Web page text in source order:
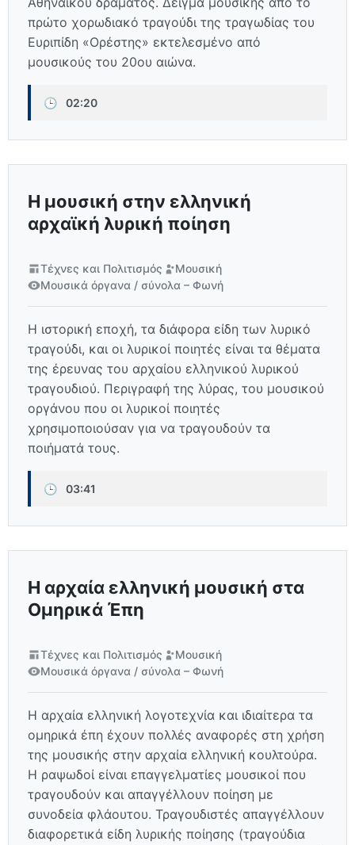
πρώτο χορωδιακό τραγούδι της τραγωδίας του
Ευριπίδη «Ορέστης» εκτελεσμένο από
μουσικούς του 20ου αιώνα.
🕒 02:20
Η μουσική στην ελληνική
αρχαϊκή λυρική ποίηση
Τέχνες και Πολιτισμός
Μουσική
Μουσικά όργανα / σύνολα – Φωνή
Η ιστορική εποχή, τα διάφορα είδη των λυρικό
τραγούδι, και οι λυρικοί ποιητές είναι τα θέματα
της έρευνας του αρχαίου ελληνικού λυρικού
τραγουδιού. Περιγραφή της λύρας, του μουσικού
οργάνου που οι λυρικοί ποιητές
χρησιμοποιούσαν για να τραγουδούν τα
ποιήματά τους.
🕒 03:41
Η αρχαία ελληνική μουσική στα
Ομηρικά Έπη
Τέχνες και Πολιτισμός
Μουσική
Μουσικά όργανα / σύνολα – Φωνή
Η αρχαία ελληνική λογοτεχνία και ιδιαίτερα τα
ομηρικά έπη έχουν πολλές αναφορές στη χρήση
της μουσικής στην αρχαία ελληνική κουλτούρα.
Η ραψωδοί είναι επαγγελματίες μουσικοί που
τραγουδούν και απαγγέλλουν ποίηση με
συνοδεία φλάουτου. Τραγουδιστές απαγγέλλουν
διαφορετικά είδη λυρικής ποίησης (τραγούδια